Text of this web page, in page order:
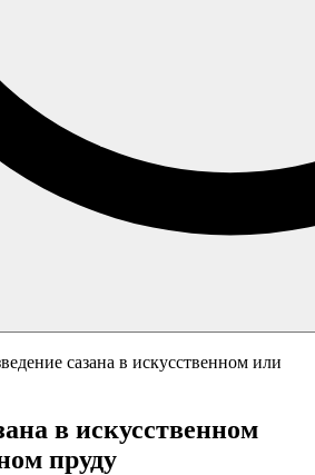
сазана в искусственном или
в искусственном
пруду